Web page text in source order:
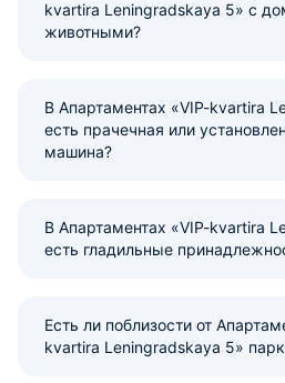
kvartira Leningradskaya 5» с
животными?
В Апартаментах «VIP-kvartira
есть прачечная или
машина?
В Апартаментах «VIP-kvartira
есть гладильные
Есть ли поблизости от
kvartira Leningradskaya 5»